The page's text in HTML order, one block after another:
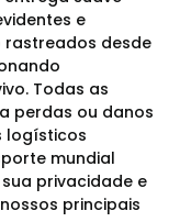
e
rastreados desde
Todas as
perdas ou danos
logísticos
mundial
privacidade e
principais